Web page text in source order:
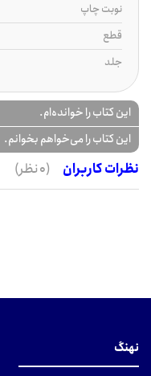
نوبت چاپ
قطع
جلد
این کتاب را خوانده‌ام.
این کتاب را می‌خواهم بخوانم.
نظرات کاربران
(0 نظر)
نهنگ